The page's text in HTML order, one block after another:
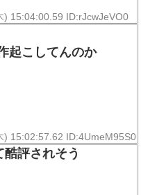
) 15:04:00.59 ID:rJcwJeVO0
起こしてんのか
) 15:02:57.62 ID:4UmeM95S0
評されそう